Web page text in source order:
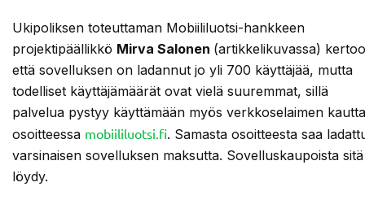
Ukipoliksen toteuttaman Mobiililuotsi-hankkeen
projektipäällikkö Mirva Salonen (artikkelikuvassa)
että sovelluksen on ladannut jo yli 700 käyttäjää, mutta
todelliset käyttäjämäärät ovat vielä suuremmat, sillä
palvelua pystyy käyttämään myös verkkoselaimen kautta
osoitteessa mobiililuotsi.fi. Samasta osoitteesta saa
varsinaisen sovelluksen maksutta. Sovelluskaupoista
löydy.